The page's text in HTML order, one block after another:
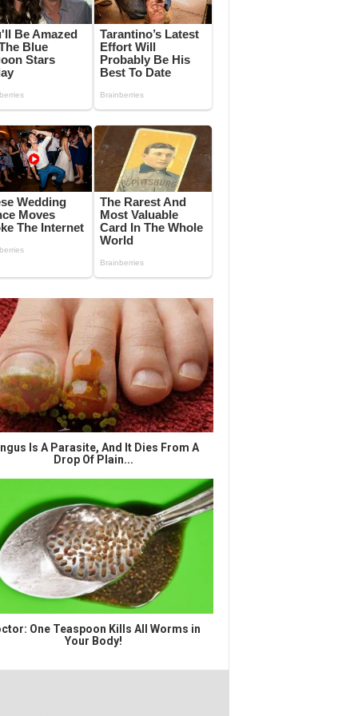
Is A Parasite, And It Dies From A
Drop Of Plain...
One Teaspoon Kills All Worms in
Your Body!